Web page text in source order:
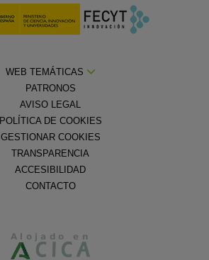
WEB TEMÁTICAS
PATRONOS
AVISO LEGAL
POLÍTICA DE COOKIES
GESTIONAR COOKIES
TRANSPARENCIA
ACCESIBILIDAD
CONTACTO